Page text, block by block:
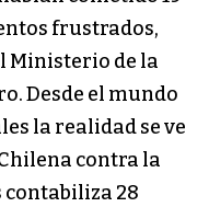
frustrados,
Ministerio de la
Desde el mundo
la realidad se ve
contra la
contabiliza 28